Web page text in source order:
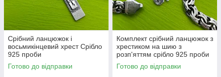
Срібний ланцюжок і
восьмикінцевий хрест Срібло
925 проби
Готово до відправки
Комплект срібний ланцюжок з
хрестиком на шию з
розп'яттям срібло 925 проби
Готово до відправки